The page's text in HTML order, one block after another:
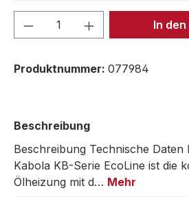
Produkt Anzahl: Gib
In
Produktnummer: 077984
Beschreibung
Beschreibung Technische Daten
Kabola KB-Serie EcoLine ist die
Ölheizung mit d… Mehr